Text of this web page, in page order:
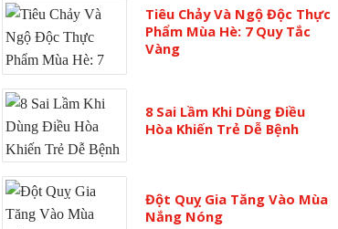
Tiêu Chảy Và Ngộ Độc Thực
Phẩm Mùa Hè: 7 Quy Tắc
Vàng
8 Sai Lầm Khi Dùng Điều
Hòa Khiến Trẻ Dễ Bệnh
Đột Quỵ Gia Tăng Vào Mùa
Nắng Nóng